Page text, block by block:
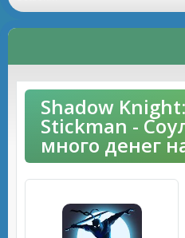
Shadow
Stickman -
много денег